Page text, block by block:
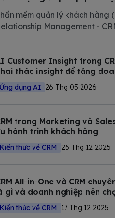
nghiệp Việt Nam 2026
mềm quản lý khách hàng
Management -
bài viết này, Bizfly tổng
tiết các giải pháp CRM tốt
Customer Insight trong
thác insight để tăng
Ứng dụng AI 26 Thg 05 2026
trong Marketing và
hành trình khách hàng
Kiến thức về CRM 26 Thg 12 2025
All-in-One và CRM
gì và doanh nghiệp nên
nào?
Kiến thức về CRM 17 Thg 12 2025